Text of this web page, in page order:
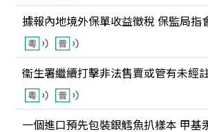
據報內地境外保單收益徵稅 保監局指
衞生署繼續打擊非法售賣或管有未經
一個進口預先包裝銀鱈魚扒樣本 甲基